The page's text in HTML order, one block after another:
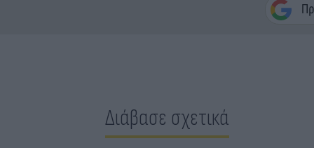
Διάβασε σχετικά